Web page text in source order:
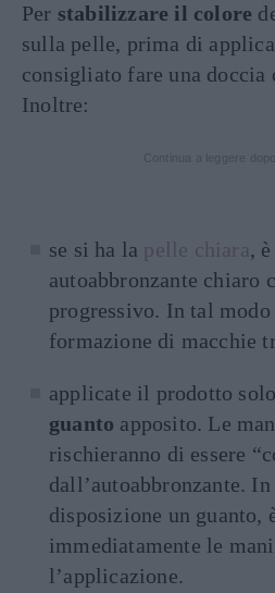
Per stabilizzare il colore
sulla pelle, prima di
consigliato fare una doccia
Inoltre:
se si ha la pelle chiara,
autoabbronzante chiaro
progressivo. In tal
formazione di macchie
applicate il prodotto
guanto apposito. Le
rischieranno di essere
dall’autoabbronzante.
disposizione un guanto,
immediatamente le
l’applicazione.